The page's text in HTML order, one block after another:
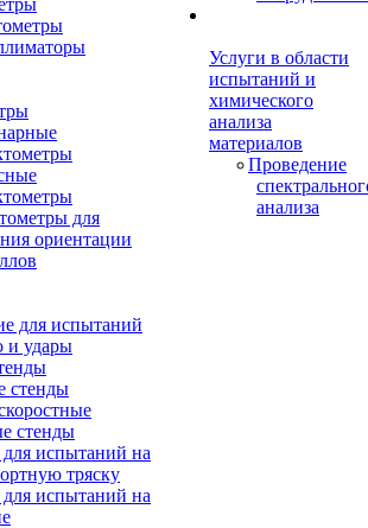
для
ориентации
для испытаний
и удары
стенды
стенды
испытаний на
тряску
испытаний на
Услуги в области
испытаний и
химического
анализа
материалов
Проведение
анализа